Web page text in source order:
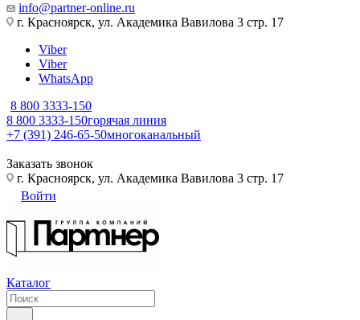
info@partner-online.ru
г. Красноярск, ул. Академика Вавилова 3 стр. 17
Viber
Viber
WhatsApp
8 800 3333-150
8 800 3333-150горячая линия
+7 (391) 246-65-50многоканальный
Заказать звонок
г. Красноярск, ул. Академика Вавилова 3 стр. 17
Войти
Каталог